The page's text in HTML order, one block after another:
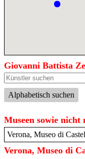
Giovanni Battista
Alphabetisch suchen
Museen sowie
Verona, Museo di
Verona, Museo di